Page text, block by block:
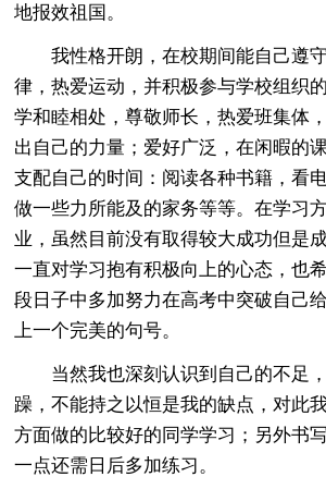
地报效祖国。
我性格开朗，在校期间能自己遵
律，热爱运动，并积极参与学校组织
学和睦相处，尊敬师长，热爱班集体
出自己的力量；爱好广泛，在闲暇的
支配自己的时间：阅读各种书籍，看
做一些力所能及的家务等等。在学习
业，虽然目前没有取得较大成功但是
一直对学习抱有积极向上的心态，也
段日子中多加努力在高考中突破自己
上一个完美的句号。
当然我也深刻认识到自己的不足
躁，不能持之以恒是我的缺点，对此
方面做的比较好的同学学习；另外书
一点还需日后多加练习。